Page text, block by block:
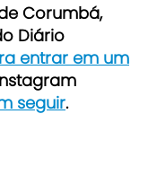
Corumbá,
Diário
entrar em um
seguir.